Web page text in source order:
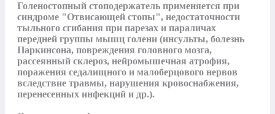
Голеностопный стоподержатель применяется при
синдроме "Отвисающей стопы", недостаточности
тыльного сгибания при парезах и параличах
передней группы мышц голени (инсульты, болезнь
Паркинсона, повреждения головного мозга,
рассеянный склероз, нейромышечная атрофия,
поражения седалищного и малоберцового нервов
вследствие травмы, нарушения кровоснабжения,
перенесенных инфекций и др.).